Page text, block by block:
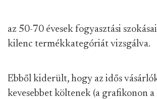
az 50-70 évesek fogyasztási
kilenc termékkategóriát vizsgálva.
Ebből kiderült, hogy az idős
kevesebbet költenek (a grafikonon